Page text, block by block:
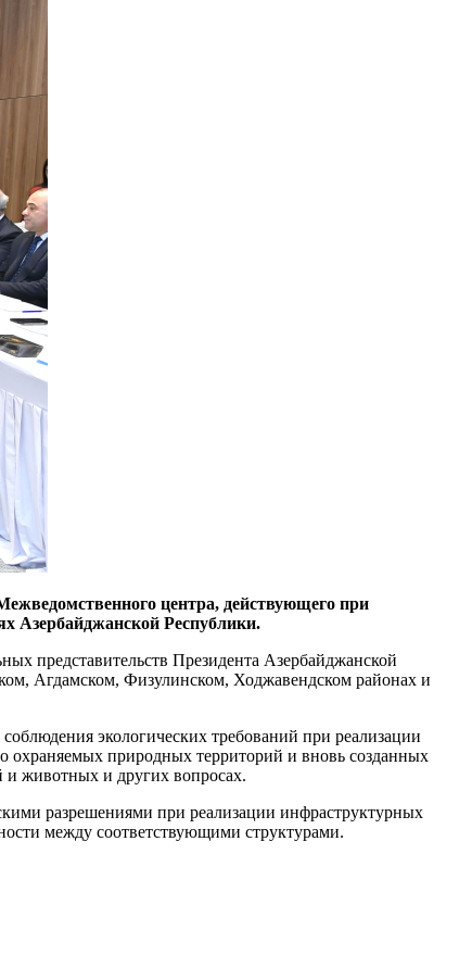
центра, действующего при
Азербайджанской Республики.
представительств Президента Азербайджанской
Агдамском, Физулинском, Ходжавендском районах и
экологических требований при реализации
охраняемых природных территорий и вновь созданных
и животных и других вопросах.
разрешениями при реализации инфраструктурных
между соответствующими структурами.